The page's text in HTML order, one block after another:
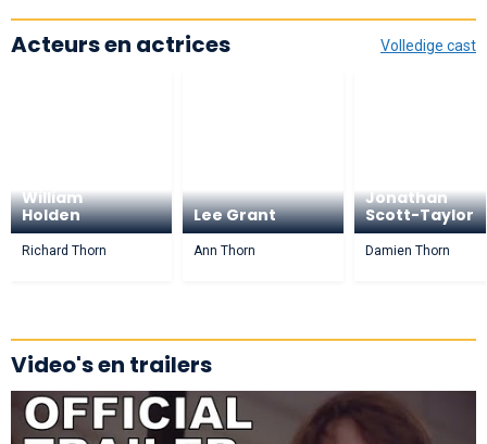
Volledige cast
Acteurs en actrices
William
Holden
Richard Thorn
Lee Grant
Ann Thorn
Jonathan
Scott-Taylor
Damien Thorn
Video's en trailers